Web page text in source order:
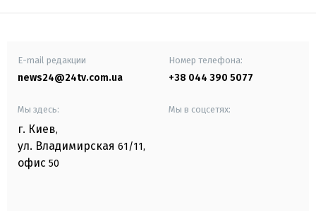
E-mail редакции
news24@24tv.com.ua
Номер телефона:
+38 044 390 5077
Мы здесь:
г. Киев,
ул. Владимирская 61/11,
офис 50
Мы в соцсетях: